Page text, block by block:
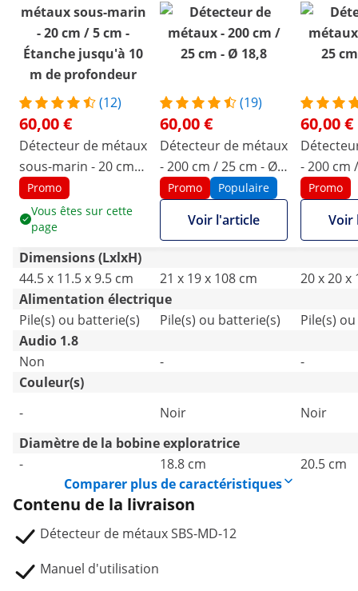
(12)
60,00 €
Détecteur de métaux
sous-marin - 20 cm /
5 cm - Étanche
jusqu'à 10 m de
profondeur
Promo
Vous êtes sur cette
page
(19)
60,00 €
Détecteur de métaux
- 200 cm / 25 cm - Ø
18,8
Promo Populaire
Voir l'article
60,00 €
- 200 cm
20,5
Promo
Voir
Dimensions (LxlxH)
44.5 x 11.5 x 9.5 cm
21 x 19 x 108 cm
20 x 20 x
Alimentation électrique
Pile(s) ou batterie(s)
Pile(s) ou batterie(s)
Pile(s)
Audio 1.8
Non
-
-
Couleur(s)
-
Noir
Noir
Diamètre de la bobine exploratrice
-
18.8 cm
20.5 cm
Comparer plus de caractéristiques
Contenu de la livraison
Détecteur de métaux SBS-MD-12
Manuel d'utilisation